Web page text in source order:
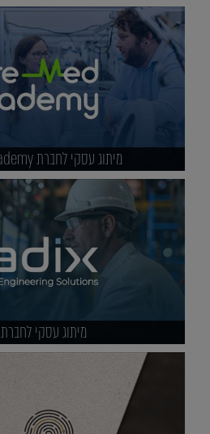
מיתוג עסקי לחברת Pre-med Academy
מיתוג עסקי לחברת Radix